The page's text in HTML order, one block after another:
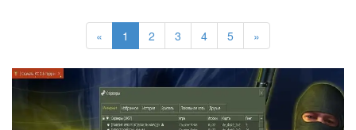
« 1 2 3 4 5 »